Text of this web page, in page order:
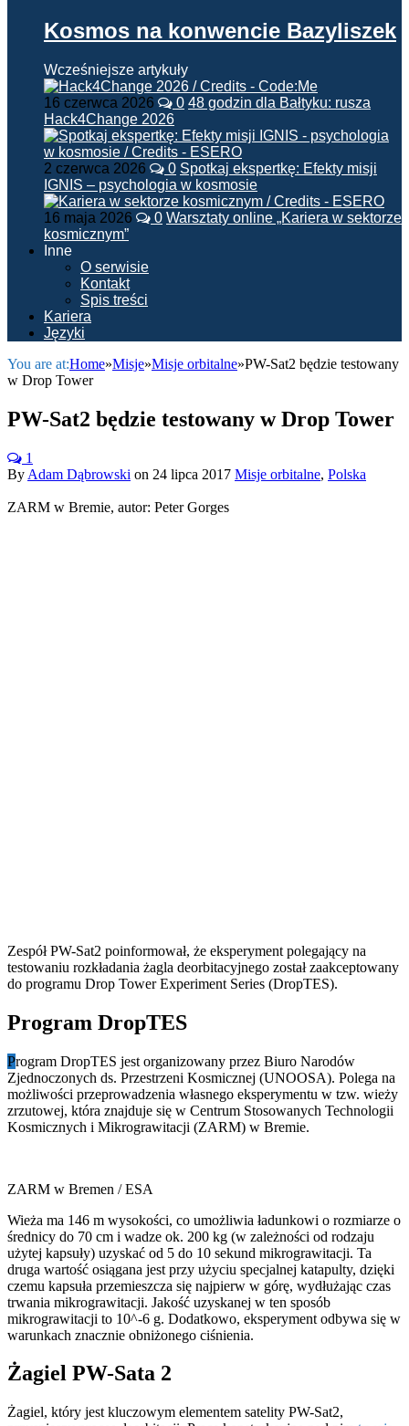
Kosmos na konwencie Bazyliszek
Wcześniejsze artykuły
16 czerwca 2026 0 48 godzin dla Bałtyku: rusza
Hack4Change 2026
2 czerwca 2026 0 Spotkaj ekspertkę: Efekty misji
IGNIS – psychologia w kosmosie
16 maja 2026 0 Warsztaty online „Kariera w sektorze
kosmicznym”
Inne
O serwisie
Kontakt
Spis treści
Kariera
Języki
You are at:Home»Misje»Misje orbitalne»PW-Sat2 będzie testowany
w Drop Tower
PW-Sat2 będzie testowany w Drop Tower
1
By Adam Dąbrowski on 24 lipca 2017 Misje orbitalne, Polska
ZARM w Bremie, autor: Peter Gorges
Zespół PW-Sat2 poinformował, że eksperyment polegający na
testowaniu rozkładania żagla deorbitacyjnego został zaakceptowany
do programu Drop Tower Experiment Series (DropTES).
Program DropTES
Program DropTES jest organizowany przez Biuro Narodów
Zjednoczonych ds. Przestrzeni Kosmicznej (UNOOSA). Polega na
możliwości przeprowadzenia własnego eksperymentu w tzw. wieży
zrzutowej, która znajduje się w Centrum Stosowanych Technologii
Kosmicznych i Mikrograwitacji (ZARM) w Bremie.
ZARM w Bremen / ESA
Wieża ma 146 m wysokości, co umożliwia ładunkowi o rozmiarze o
średnicy do 70 cm i wadze ok. 200 kg (w zależności od rodzaju
użytej kapsuły) uzyskać od 5 do 10 sekund mikrograwitacji. Ta
druga wartość osiągana jest przy użyciu specjalnej katapulty, dzięki
czemu kapsuła przemieszcza się najpierw w górę, wydłużając czas
trwania mikrograwitacji. Jakość uzyskanej w ten sposób
mikrograwitacji to 10^-6 g. Dodatkowo, eksperyment odbywa się w
warunkach znacznie obniżonego ciśnienia.
Żagiel PW-Sata 2
Żagiel, który jest kluczowym elementem satelity PW-Sat2,